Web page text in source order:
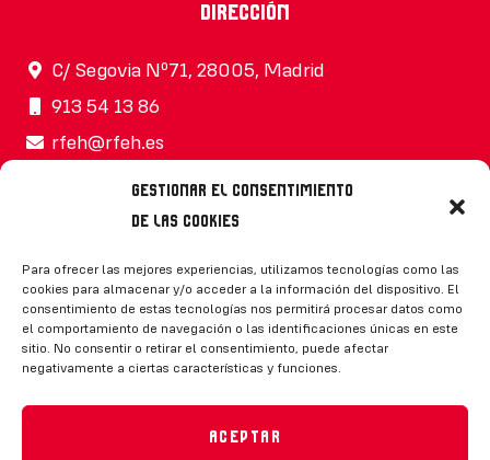
Gestionar el consentimiento
de las cookies
Para ofrecer las mejores experiencias, utilizamos tecnologías como las
cookies para almacenar y/o acceder a la información del dispositivo. El
consentimiento de estas tecnologías nos permitirá procesar datos como
el comportamiento de navegación o las identificaciones únicas en este
sitio. No consentir o retirar el consentimiento, puede afectar
negativamente a ciertas características y funciones.
Aceptar
Dirección
C/ Segovia Nº71, 28005, Madrid
913 54 13 86
rfeh@rfeh.es
Síguenos